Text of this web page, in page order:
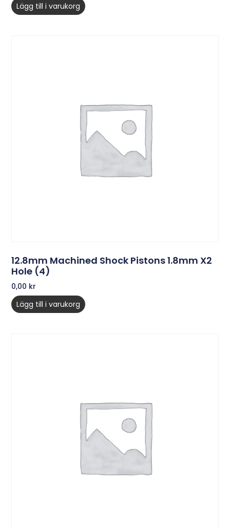
Lägg till i varukorg
12.8mm Machined Shock Pistons 1.8mm X2
Hole (4)
0,00 kr
Lägg till i varukorg